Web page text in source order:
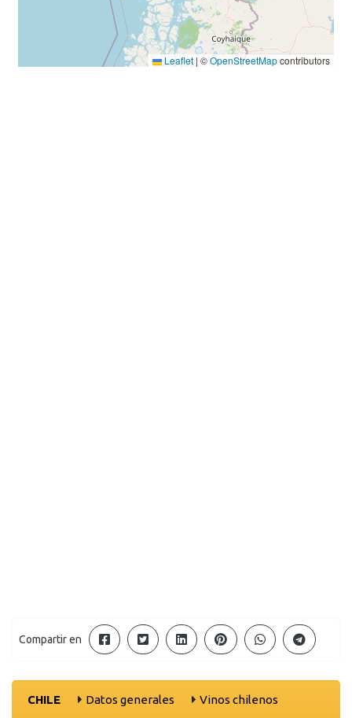
Leaflet | ©OpenStreetMapcontributors
Compartir en
CHILE Datos generales
Vinos chilenos